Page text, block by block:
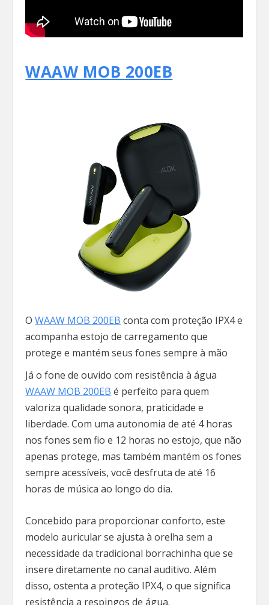
WAAW MOB 200EB
OWAAW MOB 200EB conta com proteção IPX4 e
acompanha estojo de carregamento que
protege e mantém seus fones sempre à mão
Já o fone de ouvido com resistência à água
WAAW MOB 200EB é perfeito para quem
valoriza qualidade sonora, praticidade e
liberdade. Com uma autonomia de até 4 horas
nos fones sem fio e 12 horas no estojo, que não
apenas protege, mas também mantém os fones
sempre acessíveis, você desfruta de até 16
horas de música ao longo do dia.
Concebido para proporcionar conforto, este
modelo auricular se ajusta à orelha sem a
necessidade da tradicional borrachinha que se
insere diretamente no canal auditivo. Além
disso, ostenta a proteção IPX4, o que significa
resistência a respingos de água.